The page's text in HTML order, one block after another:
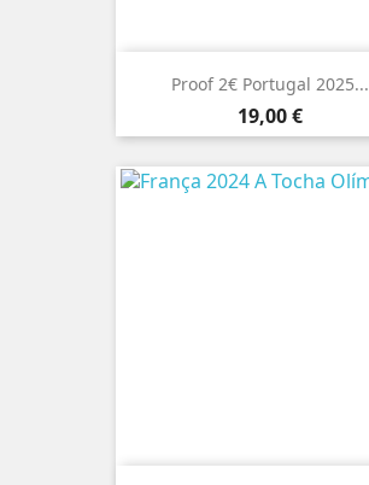
Proof 2€ Portugal 2025...
Preço
19,00 €